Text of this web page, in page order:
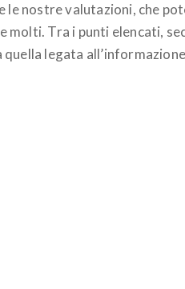
nostre valutazioni, che
molti. Tra i punti elencati,
legata